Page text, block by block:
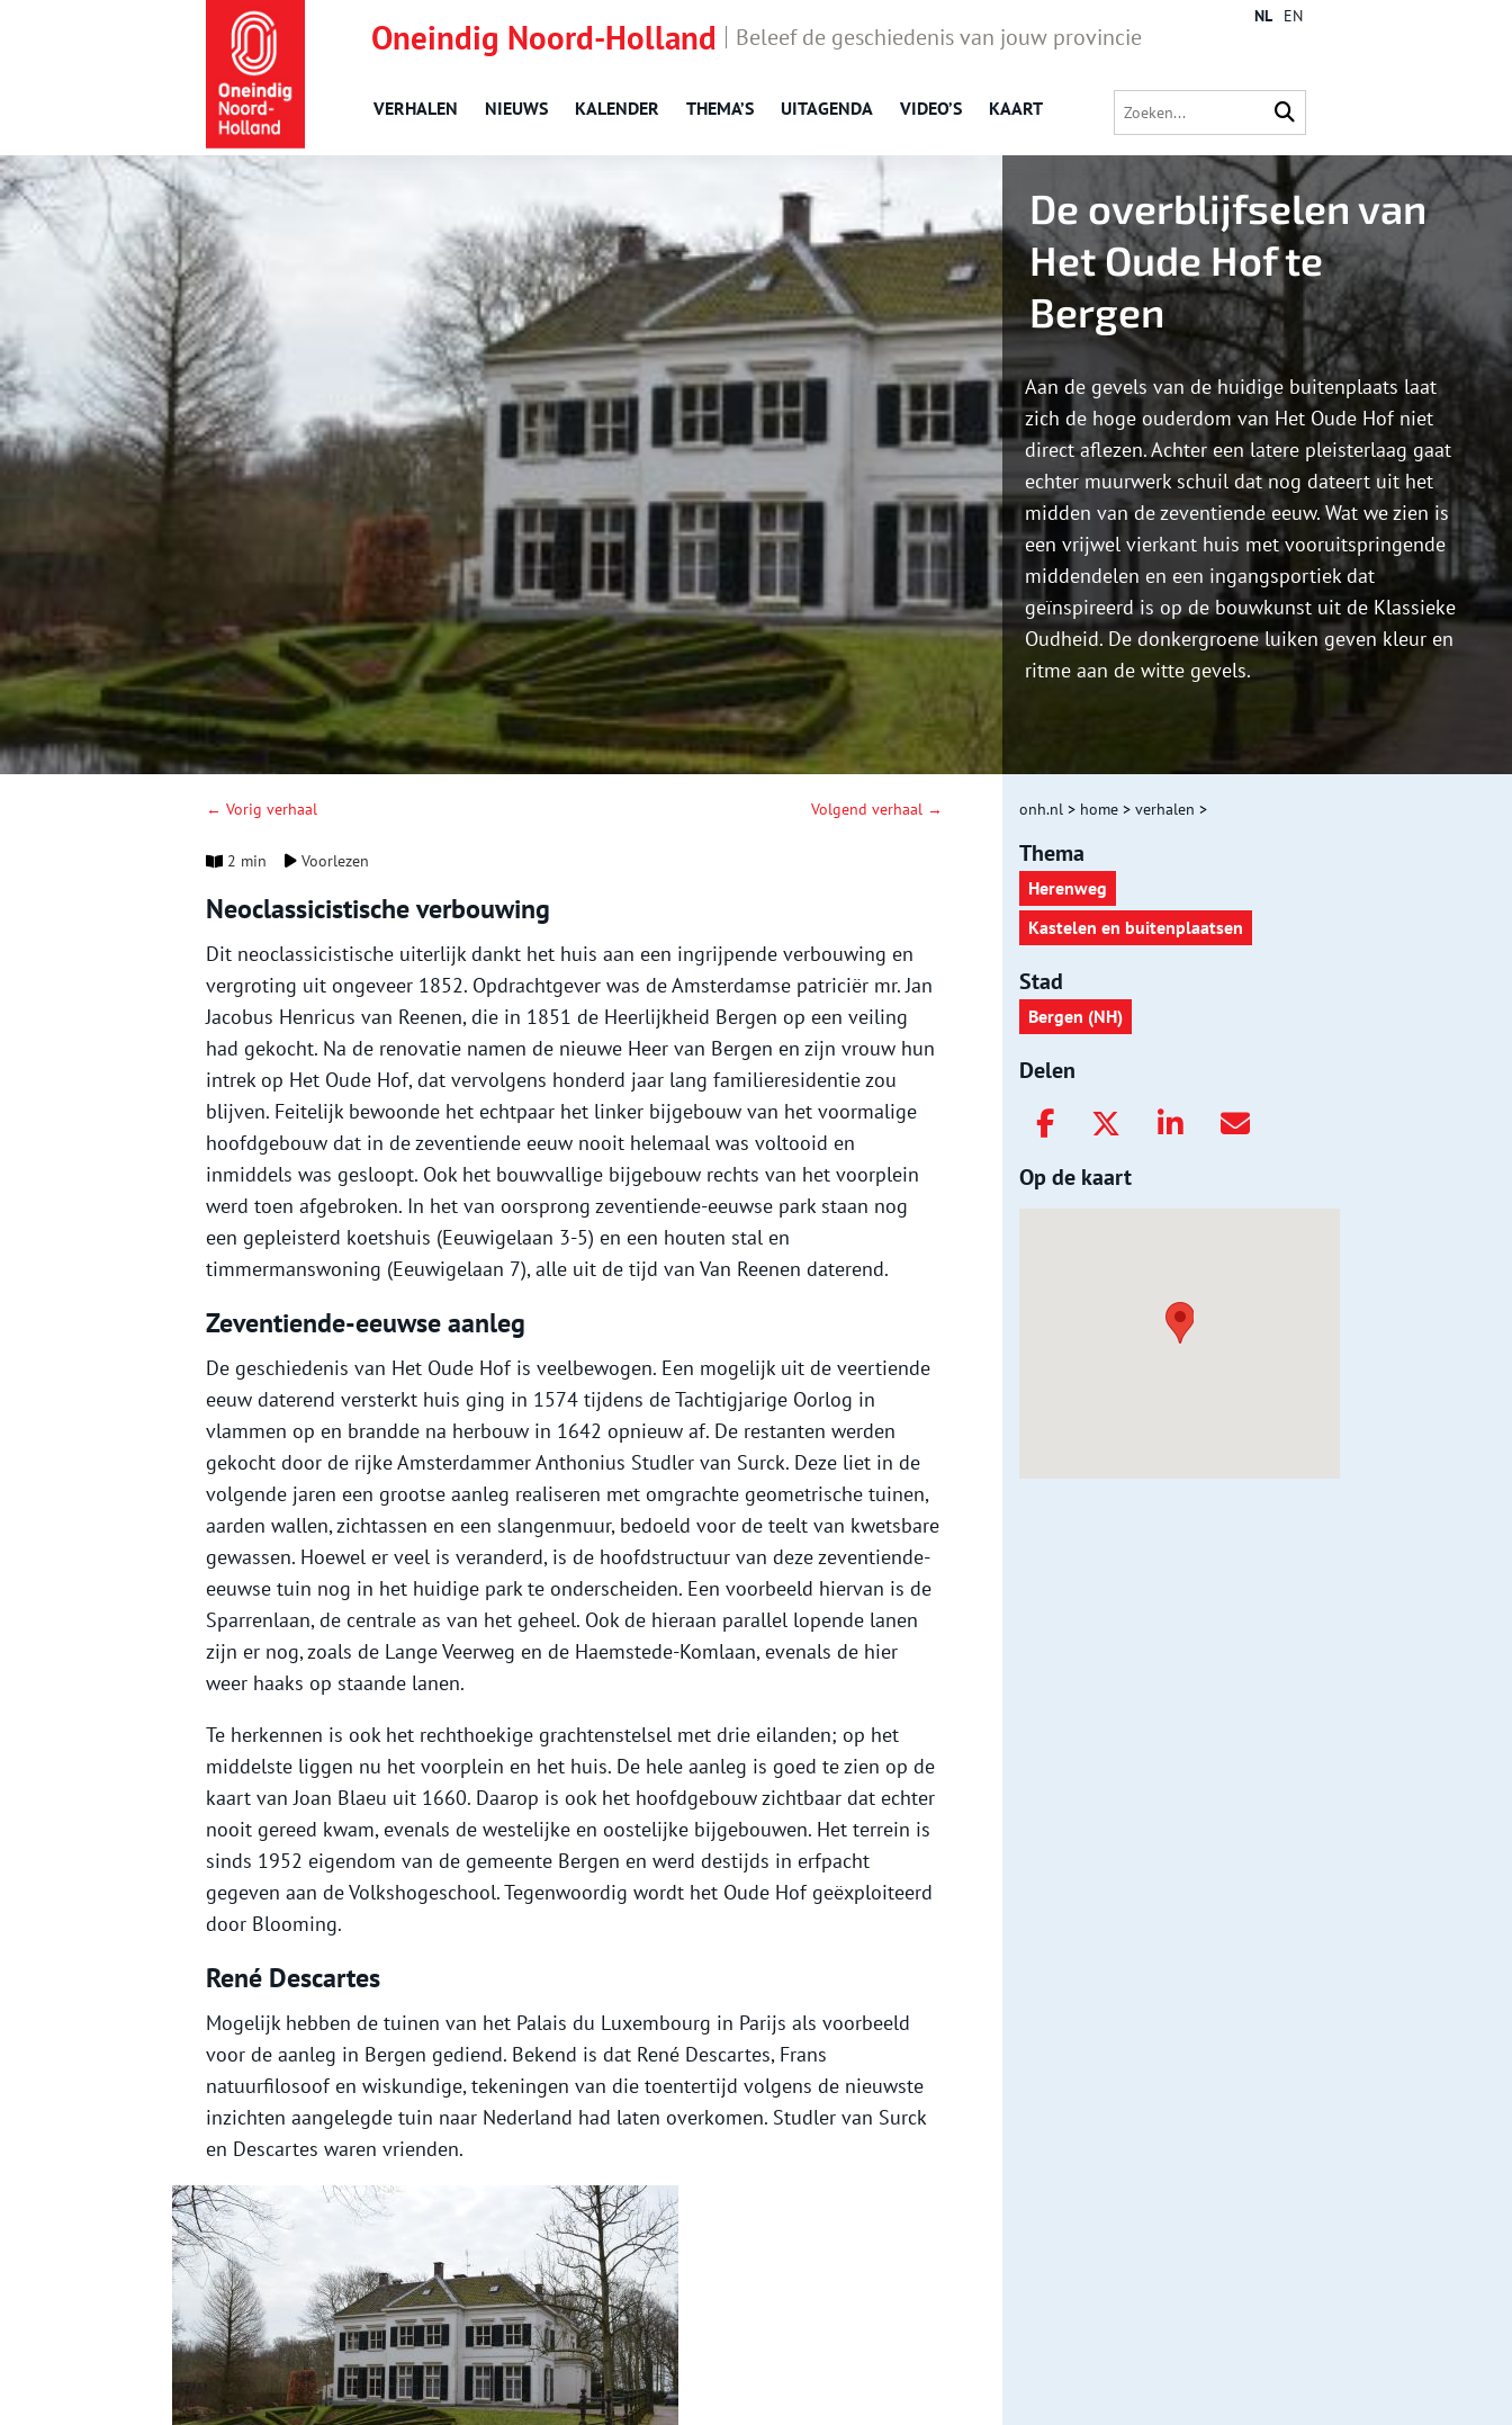
Oneindig Noord-Holland Beleef de geschiedenis van jouw provincie
VERHALEN NIEUWS KALENDER THEMA’S UITAGENDA VIDEO’S KAART
NL EN
De overblijfselen van
Het Oude Hof te
Bergen
Aan de gevels van de huidige buitenplaats laat
zich de hoge ouderdom van Het Oude Hof niet
direct aflezen. Achter een latere pleisterlaag gaat
echter muurwerk schuil dat nog dateert uit het
midden van de zeventiende eeuw. Wat we zien is
een vrijwel vierkant huis met vooruitspringende
middendelen en een ingangsportiek dat
geïnspireerd is op de bouwkunst uit de Klassieke
Oudheid. De donkergroene luiken geven kleur en
ritme aan de witte gevels.
← Vorig verhaal Volgend verhaal →
2 min Voorlezen
Neoclassicistische verbouwing
Dit neoclassicistische uiterlijk dankt het huis aan een ingrijpende verbouwing en
vergroting uit ongeveer 1852. Opdrachtgever was de Amsterdamse patriciër mr. Jan
Jacobus Henricus van Reenen, die in 1851 de Heerlijkheid Bergen op een veiling
had gekocht. Na de renovatie namen de nieuwe Heer van Bergen en zijn vrouw hun
intrek op Het Oude Hof, dat vervolgens honderd jaar lang familieresidentie zou
blijven. Feitelijk bewoonde het echtpaar het linker bijgebouw van het voormalige
hoofdgebouw dat in de zeventiende eeuw nooit helemaal was voltooid en
inmiddels was gesloopt. Ook het bouwvallige bijgebouw rechts van het voorplein
werd toen afgebroken. In het van oorsprong zeventiende-eeuwse park staan nog
een gepleisterd koetshuis (Eeuwigelaan 3-5) en een houten stal en
timmermanswoning (Eeuwigelaan 7), alle uit de tijd van Van Reenen daterend.
Zeventiende-eeuwse aanleg
De geschiedenis van Het Oude Hof is veelbewogen. Een mogelijk uit de veertiende
eeuw daterend versterkt huis ging in 1574 tijdens de Tachtigjarige Oorlog in
vlammen op en brandde na herbouw in 1642 opnieuw af. De restanten werden
gekocht door de rijke Amsterdammer Anthonius Studler van Surck. Deze liet in de
volgende jaren een grootse aanleg realiseren met omgrachte geometrische tuinen,
aarden wallen, zichtassen en een slangenmuur, bedoeld voor de teelt van kwetsbare
gewassen. Hoewel er veel is veranderd, is de hoofdstructuur van deze zeventiende-
eeuwse tuin nog in het huidige park te onderscheiden. Een voorbeeld hiervan is de
Sparrenlaan, de centrale as van het geheel. Ook de hieraan parallel lopende lanen
zijn er nog, zoals de Lange Veerweg en de Haemstede-Komlaan, evenals de hier
weer haaks op staande lanen.
Te herkennen is ook het rechthoekige grachtenstelsel met drie eilanden; op het
middelste liggen nu het voorplein en het huis. De hele aanleg is goed te zien op de
kaart van Joan Blaeu uit 1660. Daarop is ook het hoofdgebouw zichtbaar dat echter
nooit gereed kwam, evenals de westelijke en oostelijke bijgebouwen. Het terrein is
sinds 1952 eigendom van de gemeente Bergen en werd destijds in erfpacht
gegeven aan de Volkshogeschool. Tegenwoordig wordt het Oude Hof geëxploiteerd
door Blooming.
René Descartes
Mogelijk hebben de tuinen van het Palais du Luxembourg in Parijs als voorbeeld
voor de aanleg in Bergen gediend. Bekend is dat René Descartes, Frans
natuurfilosoof en wiskundige, tekeningen van die toentertijd volgens de nieuwste
inzichten aangelegde tuin naar Nederland had laten overkomen. Studler van Surck
en Descartes waren vrienden.
onh.nl > home > verhalen >
Thema
Herenweg
Kastelen en buitenplaatsen
Stad
Bergen (NH)
Delen
Op de kaart